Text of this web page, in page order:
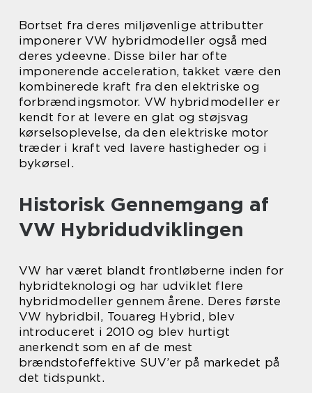
Bortset fra deres miljøvenlige attributter
imponerer VW hybridmodeller også med
deres ydeevne. Disse biler har ofte
imponerende acceleration, takket være den
kombinerede kraft fra den elektriske og
forbrændingsmotor. VW hybridmodeller er
kendt for at levere en glat og støjsvag
kørselsoplevelse, da den elektriske motor
træder i kraft ved lavere hastigheder og i
bykørsel.
Historisk Gennemgang af
VW Hybridudviklingen
VW har været blandt frontløberne inden for
hybridteknologi og har udviklet flere
hybridmodeller gennem årene. Deres første
VW hybridbil, Touareg Hybrid, blev
introduceret i 2010 og blev hurtigt
anerkendt som en af de mest
brændstofeffektive SUV’er på markedet på
det tidspunkt.